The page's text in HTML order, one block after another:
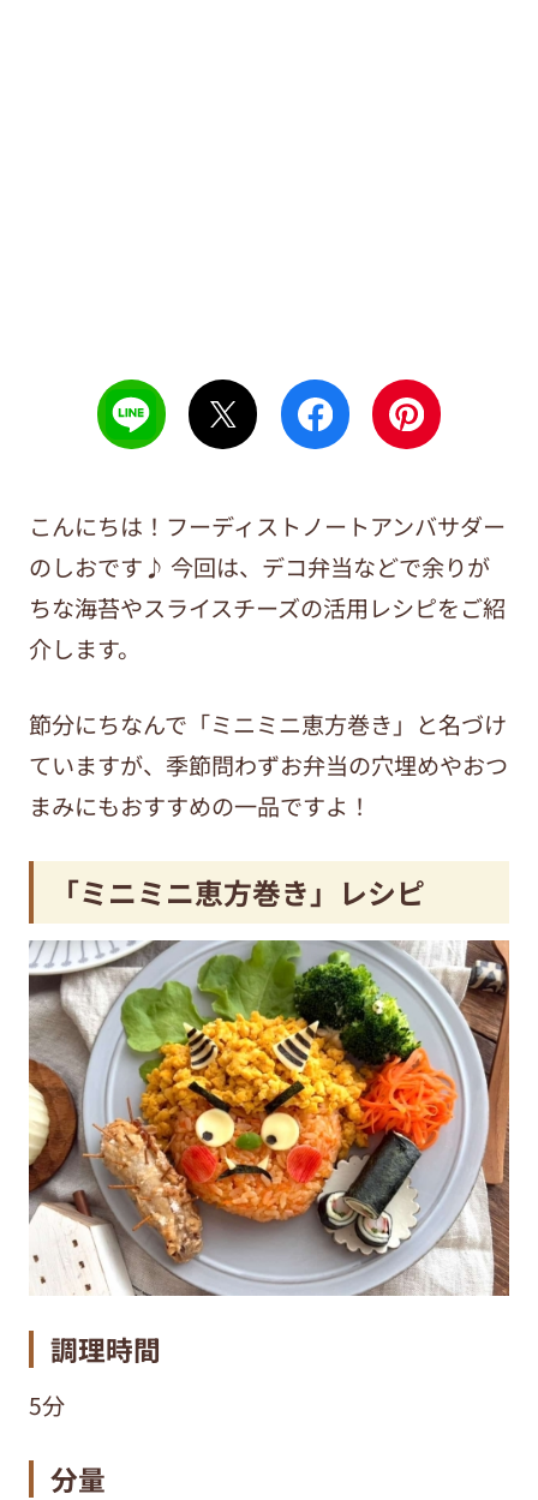
こんにちは！フーディストノートアンバサダー
のしおです♪ 今回は、デコ弁当などで余りが
ちな海苔やスライスチーズの活用レシピをご紹
介します。
節分にちなんで「ミニミニ恵方巻き」と名づけ
ていますが、季節問わずお弁当の穴埋めやおつ
まみにもおすすめの一品ですよ！
「ミニミニ恵方巻き」レシピ
調理時間
5分
分量